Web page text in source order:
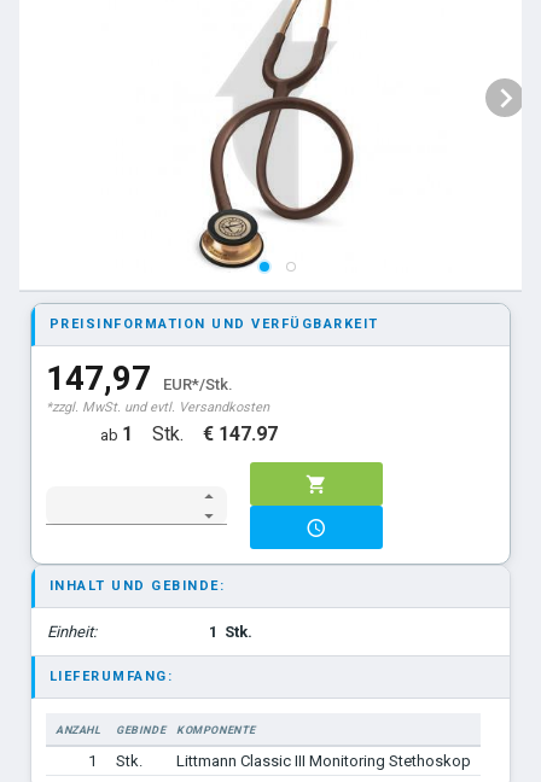
Kupfer Edition
himbeere
burgund. Bruststück: Black Edition
navyblau. Bruststück: hochglanzpoliert
limonengrün Bruststück: Smoke Edition
PREISINFORMATION UND VERFÜGBARKEIT
147,97 EUR*/Stk.
*zzgl. MwSt. und evtl. Versandkosten
ab 1 Stk. € 147.97
INHALT UND GEBINDE:
Einheit: 1 Stk.
LIEFERUMFANG:
ANZAHL GEBINDE
KOMPONENTE
1
Stk. Littmann Classic III Monitoring Stethoskop